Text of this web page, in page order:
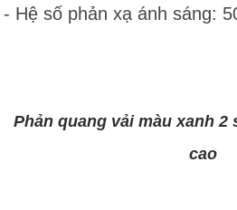
- Hệ số phản xạ ánh sáng:
Phản quang vải màu xanh 2
cao